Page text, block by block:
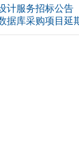
计服务招标公告
据库采购项目延